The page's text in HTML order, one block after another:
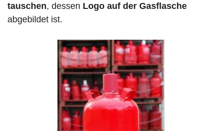
tauschen, dessen Logo auf der Gasflasche
abgebildet ist.